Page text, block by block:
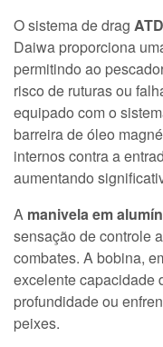
O sistema de drag
Daiwa proporciona
permitindo ao
risco de ruturas ou
equipado com o
barreira de óleo
internos contra a
aumentando
A manivela em
sensação de controle
combates. A bobina,
excelente capacidade
profundidade ou
peixes.